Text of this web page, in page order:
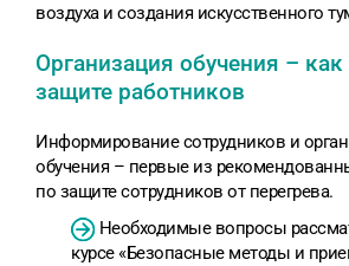
воздуха и создания искусственного
Организация обучения –
защите работников
Информирование сотрудников и
обучения – первые из
по защите сотрудников от перегрева.
Необходимые вопросы
курсе «Безопасные методы и